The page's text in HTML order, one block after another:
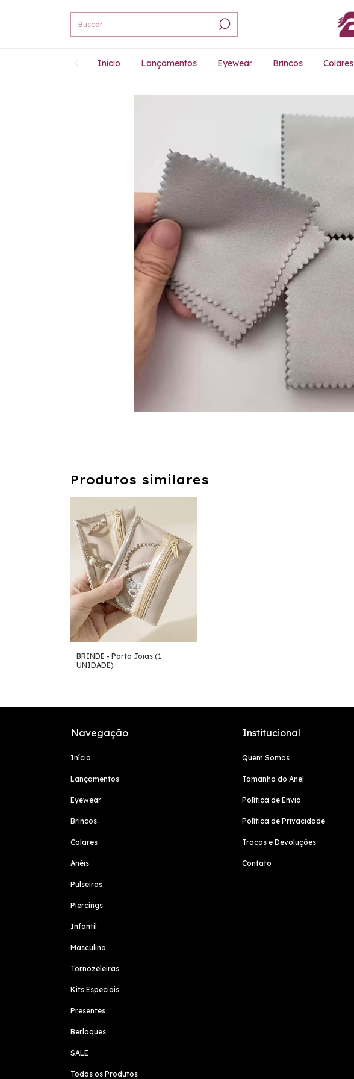
Início Lançamentos Eyewear Brincos Colares
Produtos similares
BRINDE - Porta Joias (1
UNIDADE)
Navegação
Início
Lançamentos
Eyewear
Brincos
Colares
Anéis
Pulseiras
Piercings
Infantil
Masculino
Tornozeleiras
Kits Especiais
Presentes
Berloques
SALE
Todos os Produtos
Institucional
Quem Somos
Tamanho do Anel
Política de Envio
Política de Privacidade
Trocas e Devoluções
Contato